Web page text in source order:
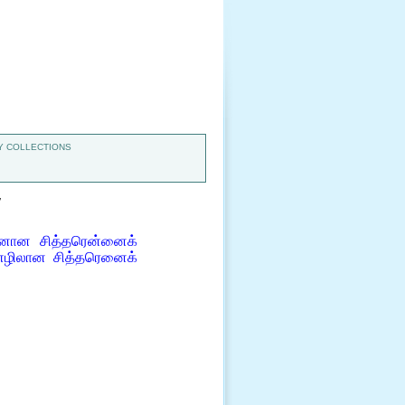
COLLECTIONS
சித்தரென்னைக்
சித்தரெனைக்